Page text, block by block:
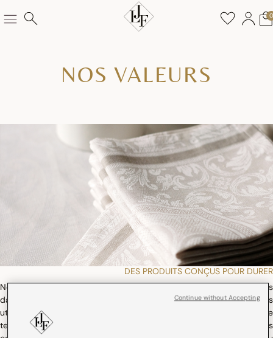
0
NOS VALEURS
DES PRODUITS CONÇUS POUR DURER
Notre crédo est depuis toujours de fabriquer des produits durables
dans le temps. La qualité des matières et des colorants que nous
utilisons nous permet de vous garantir une qualité stable dans le
temps, sans déformation des tissus ni effacement des motifs. Les
Continue without Accepting